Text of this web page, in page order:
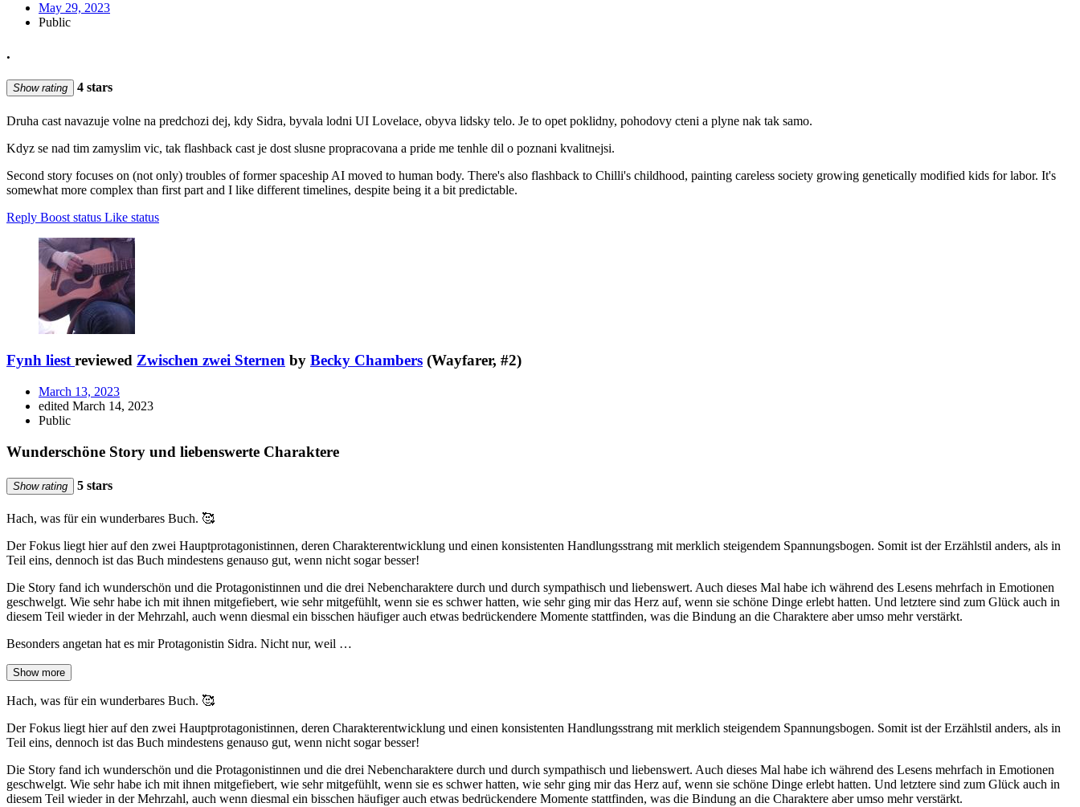
May 29, 2023
Public
.
Show rating 4 stars
Druha cast navazuje volne na predchozi dej, kdy Sidra, byvala lodni UI Lovelace, obyva lidsky telo. Je to opet poklidny, pohodovy cteni a plyne nak tak samo.
Kdyz se nad tim zamyslim vic, tak flashback cast je dost slusne propracovana a pride me tenhle dil o poznani kvalitnejsi.
Second story focuses on (not only) troubles of former spaceship AI moved to human body. There's also flashback to Chilli's childhood, painting careless society growing genetically modified kids for labor. It's
somewhat more complex than first part and I like different timelines, despite being it a bit predictable.
Reply Boost status Like status
Fynh liest reviewed Zwischen zwei Sternen by Becky Chambers (Wayfarer, #2)
March 13, 2023
edited March 14, 2023
Public
Wunderschöne Story und liebenswerte Charaktere
Show rating 5 stars
Hach, was für ein wunderbares Buch. 🥰
Der Fokus liegt hier auf den zwei Hauptprotagonistinnen, deren Charakterentwicklung und einen konsistenten Handlungsstrang mit merklich steigendem Spannungsbogen. Somit ist der Erzählstil anders, als in
Teil eins, dennoch ist das Buch mindestens genauso gut, wenn nicht sogar besser!
Die Story fand ich wunderschön und die Protagonistinnen und die drei Nebencharaktere durch und durch sympathisch und liebenswert. Auch dieses Mal habe ich während des Lesens mehrfach in Emotionen
geschwelgt. Wie sehr habe ich mit ihnen mitgefiebert, wie sehr mitgefühlt, wenn sie es schwer hatten, wie sehr ging mir das Herz auf, wenn sie schöne Dinge erlebt hatten. Und letztere sind zum Glück auch in
diesem Teil wieder in der Mehrzahl, auch wenn diesmal ein bisschen häufiger auch etwas bedrückendere Momente stattfinden, was die Bindung an die Charaktere aber umso mehr verstärkt.
Besonders angetan hat es mir Protagonistin Sidra. Nicht nur, weil …
Show more
Hach, was für ein wunderbares Buch. 🥰
Der Fokus liegt hier auf den zwei Hauptprotagonistinnen, deren Charakterentwicklung und einen konsistenten Handlungsstrang mit merklich steigendem Spannungsbogen. Somit ist der Erzählstil anders, als in
Teil eins, dennoch ist das Buch mindestens genauso gut, wenn nicht sogar besser!
Die Story fand ich wunderschön und die Protagonistinnen und die drei Nebencharaktere durch und durch sympathisch und liebenswert. Auch dieses Mal habe ich während des Lesens mehrfach in Emotionen
geschwelgt. Wie sehr habe ich mit ihnen mitgefiebert, wie sehr mitgefühlt, wenn sie es schwer hatten, wie sehr ging mir das Herz auf, wenn sie schöne Dinge erlebt hatten. Und letztere sind zum Glück auch in
diesem Teil wieder in der Mehrzahl, auch wenn diesmal ein bisschen häufiger auch etwas bedrückendere Momente stattfinden, was die Bindung an die Charaktere aber umso mehr verstärkt.